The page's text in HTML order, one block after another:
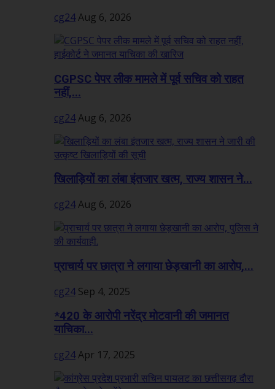
cg24Aug 6, 2026
CGPSC पेपर लीक मामले में पूर्व सचिव को राहत
नहीं,...
cg24Aug 6, 2026
खिलाड़ियों का लंबा इंतजार खत्म, राज्य शासन ने...
cg24Aug 6, 2026
प्राचार्य पर छात्रा ने लगाया छेड़खानी का आरोप,...
cg24 Sep 4, 2025
*420 के आरोपी नरेंद्र मोटवानी की जमानत
याचिका...
cg24Apr 17, 2025